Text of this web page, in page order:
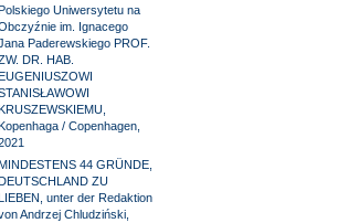
Uniwersytetu na
im. Ignacego
Paderewskiego PROF.
DR. HAB.
/ Copenhagen,
44 GRÜNDE,
ZU
unter der Redaktion
Andrzej Chludziński,